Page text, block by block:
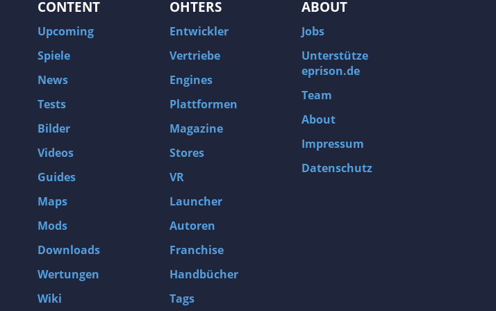
CONTENT
Upcoming
Spiele
News
Tests
Bilder
Videos
Guides
Maps
Mods
Downloads
Wertungen
Wiki
OHTERS
Entwickler
Vertriebe
Engines
Plattformen
Magazine
Stores
VR
Launcher
Autoren
Franchise
Handbücher
Tags
ABOUT
Jobs
Unterstütze
eprison.de
Team
About
Impressum
Datenschutz